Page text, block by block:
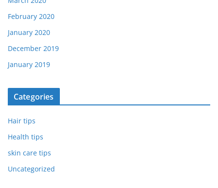
February 2020
January 2020
December 2019
January 2019
Categories
Hair tips
Health tips
skin care tips
Uncategorized